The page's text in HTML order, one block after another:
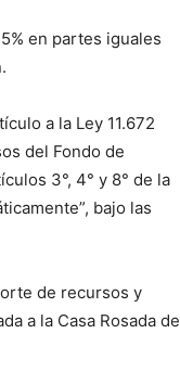
en partes iguales
a la Ley 11.672
del Fondo de
3°, 4° y 8° de la
bajo las
de recursos y
a la Casa Rosada de